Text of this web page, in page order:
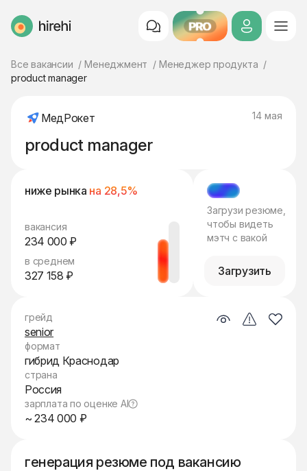
HireHi PRO
Все вакансии Менеджмент
Менеджер продукта
product manager
МедРокет 14 мая
product manager
ниже рынка на 28,5%
вакансия
234 000 ₽
в среднем
327 158 ₽
МЭТЧ
Загрузи резюме,
чтобы видеть
мэтч с вакой
Загрузить
генерация резюме под вакансию
грейд
senior
формат
гибрид Краснодар
страна
Россия
зарплата по оценке AI
~ 234 000 ₽